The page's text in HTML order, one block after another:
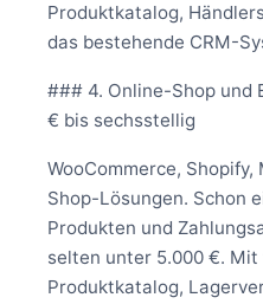
Produktkatalog,
das bestehende CRM-
### 4. Online-Shop und
€ bis sechsstellig
WooCommerce,
Shop-Lösungen. Schon
Produkten und
selten unter 5.000 €. Mit
Produktkatalog,